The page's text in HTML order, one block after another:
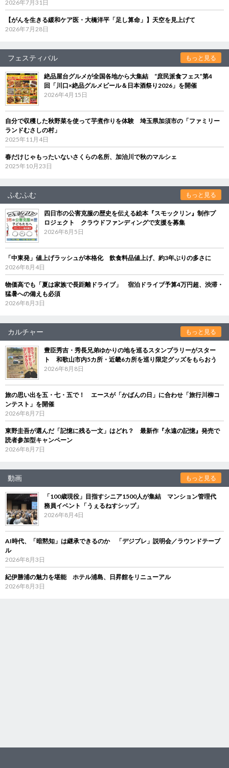
2026年7月31日
【がんを生きる緩和ケア医・大橋洋平「足し算命」】天空を見上げて
2026年7月28日
フェスティバル もっと見る
絶品屋台グルメが全国各地から大集結 “庶民派食フェス”第4
回「川口×絶品グルメビール＆日本酒祭り2026」を開催
2026年4月15日
自分で収穫した秋野菜を使って芋煮作りを体験 埼玉県加須市の「ファミリー
ランドむさしの村」
2025年11月4日
春だけじゃもったいないさくらの名所、加治川で秋のマルシェ
2025年10月23日
ふむふむ もっと見る
四日市の公害克服の歴史を伝える絵本『スモックリン』制作プ
ロジェクト クラウドファンディングで支援を募集
2026年8月5日
「中東発」値上げラッシュが本格化 飲食料品値上げ、約3年ぶりの多さに
2026年8月4日
物価高でも「夏は家族で長距離ドライブ」 宿泊ドライブ予算4万円超、渋滞・
猛暑への備えも必須
2026年8月3日
カルチャー もっと見る
豊臣秀吉・秀長兄弟ゆかりの地を巡るスタンプラリーがスター
ト 和歌山市内5カ所・近畿6カ所を巡り限定グッズをもらおう
2026年8月8日
旅の思い出を五・七・五で！ エースが「かばんの日」に合わせ「旅行川柳コ
ンテスト」を開催
2026年8月7日
東野圭吾が選んだ「記憶に残る一文」はどれ？ 最新作『永遠の記憶』発売で
読者参加型キャンペーン
2026年8月7日
動画 もっと見る
「100歳現役」目指すシニア1500人が集結 マンション管理代
務員イベント「うぇるねすシップ」
2026年8月4日
AI時代、「暗黙知」は継承できるのか 「デジブレ」説明会／ラウンドテーブ
ル
2026年8月3日
紀伊勝浦の魅力を堪能 ホテル浦島、日昇館をリニューアル
2026年8月3日